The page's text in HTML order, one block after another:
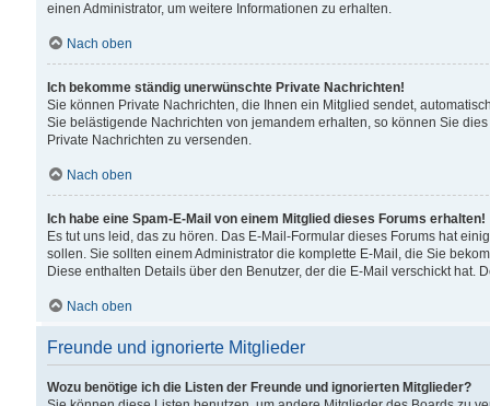
einen Administrator, um weitere Informationen zu erhalten.
Nach oben
Ich bekomme ständig unerwünschte Private Nachrichten!
Sie können Private Nachrichten, die Ihnen ein Mitglied sendet,
Sie belästigende Nachrichten von jemandem erhalten, so können Sie
Private Nachrichten zu versenden.
Nach oben
Ich habe eine Spam-E-Mail von einem Mitglied dieses Forums erhalten!
Es tut uns leid, das zu hören. Das E-Mail-Formular dieses Forums hat
sollen. Sie sollten einem Administrator die komplette E-Mail, die Sie
Diese enthalten Details über den Benutzer, der die E-Mail verschickt hat.
Nach oben
Freunde und ignorierte Mitglieder
Wozu benötige ich die Listen der Freunde und ignorierten Mitglieder?